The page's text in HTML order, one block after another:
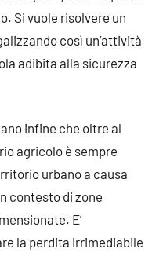
Si vuole risolvere un
così un’attività
adibita alla sicurezza
infine che oltre al
agricolo è sempre
urbano a causa
contesto di zone
E’
la perdita irrimediabile